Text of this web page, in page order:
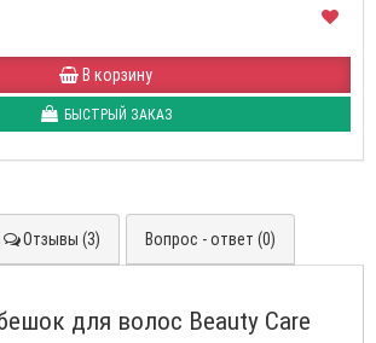
В корзину
БЫСТРЫЙ ЗАКАЗ
Отзывы (3) Вопрос - ответ (0)
для волос Beauty Care